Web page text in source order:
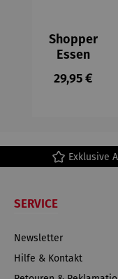
Shopper
Essen
Regulärer
29,95 €
Exklusive
SERVICE
Newsletter
Hilfe & Kontakt